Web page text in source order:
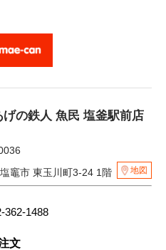
げの鉄人 魚民 塩釜駅前店
竈市 東玉川町3-24 1階
地図
362-1488
文